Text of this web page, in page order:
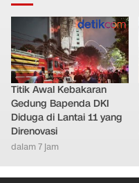
Titik Awal Kebakaran
Gedung Bapenda DKI
Diduga di Lantai 11 yang
Direnovasi
dalam 7 jam